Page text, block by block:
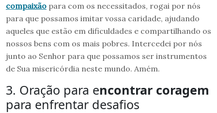
compaixão para com os necessitados, rogai por nós
para que possamos imitar vossa caridade, ajudando
aqueles que estão em dificuldades e compartilhando os
nossos bens com os mais pobres. Intercedei por nós
junto ao Senhor para que possamos ser instrumentos
de Sua misericórdia neste mundo. Amém.
3. Oração para encontrar coragem
para enfrentar desafios